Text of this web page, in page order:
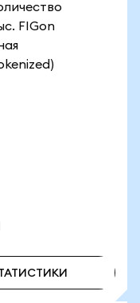
FIGon